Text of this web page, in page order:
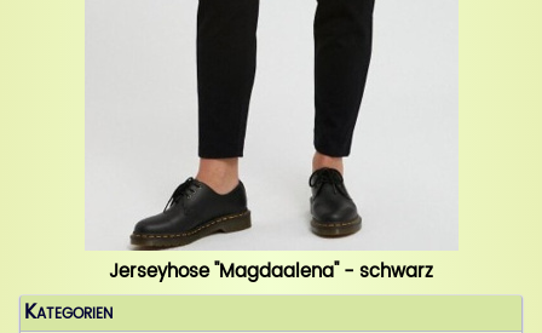
Jerseyhose "Magdaalena" - schwarz
Kategorien